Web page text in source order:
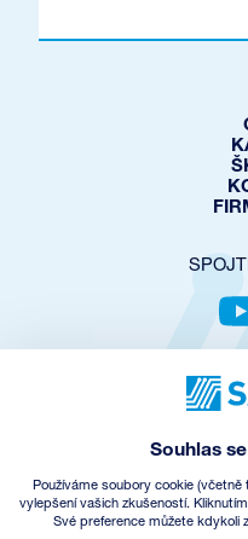
© Copyright
Souhlas
Používáme soubory cookie
vylepšení vašich zkušeností.
Své preference můžete kdykoli